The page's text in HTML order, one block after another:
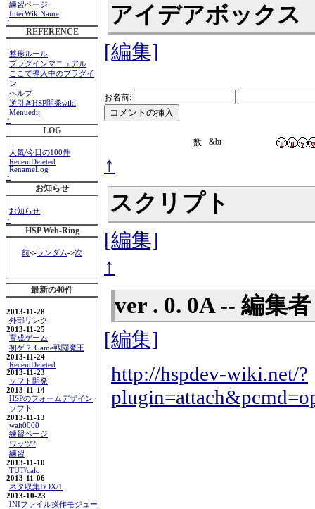
練習ページ
InterWikiName
↑
REFERENCE
整形ルール
プラグインマニュアル
ここで導入中のプラグイ
ン
ヘルプ
逆引きHSP開発wiki
Menuedit
↑
LOG
人気/今日の100件
RecentDeleted
RenameLog
↑
お知らせ
お知らせ
↑
HSP Web-Ring
前<-ランダム->次
最新の40件
2013-11-28
外部リンク
2013-11-25
育成ゲーム
初ゲ？ Game戦闘魔王
2013-11-24
RecentDeleted
2013-11-23
ソフト開発
2013-11-14
HSPのフォームデザイン
ソフト
2013-11-13
wait0000
練習ページ
ワッツ?
練習
2013-11-10
TUT/calc
2013-11-06
ネタ収集BOX/1
2013-10-23
INIファイル操作モジュー
アイデアボックス
[編集]
お名前:
↑
スクリプト
[編集]
↑
ver . 0. 0A -- 編集
[編集]
http://hspdev-wiki.net/?